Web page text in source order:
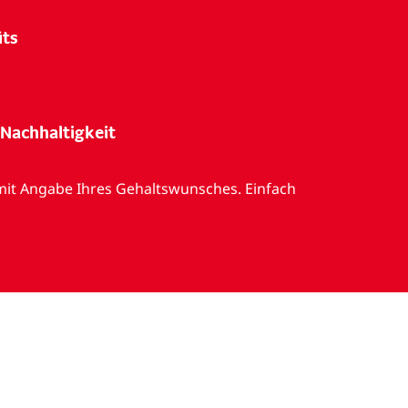
Angabe Ihres Gehaltswunsches. Einfach